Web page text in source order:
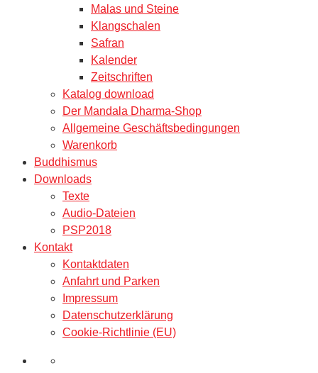
Malas und Steine
Klangschalen
Safran
Kalender
Zeitschriften
Katalog download
Der Mandala Dharma-Shop
Allgemeine Geschäftsbedingungen
Warenkorb
Buddhismus
Downloads
Texte
Audio-Dateien
PSP2018
Kontakt
Kontaktdaten
Anfahrt und Parken
Impressum
Datenschutzerklärung
Cookie-Richtlinie (EU)